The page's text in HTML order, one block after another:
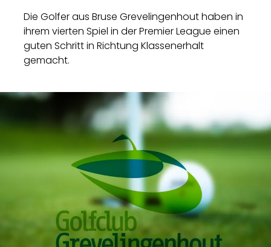
Die Golfer aus Bruse Grevelingenhout haben in
ihrem vierten Spiel in der Premier League einen
guten Schritt in Richtung Klassenerhalt
gemacht.